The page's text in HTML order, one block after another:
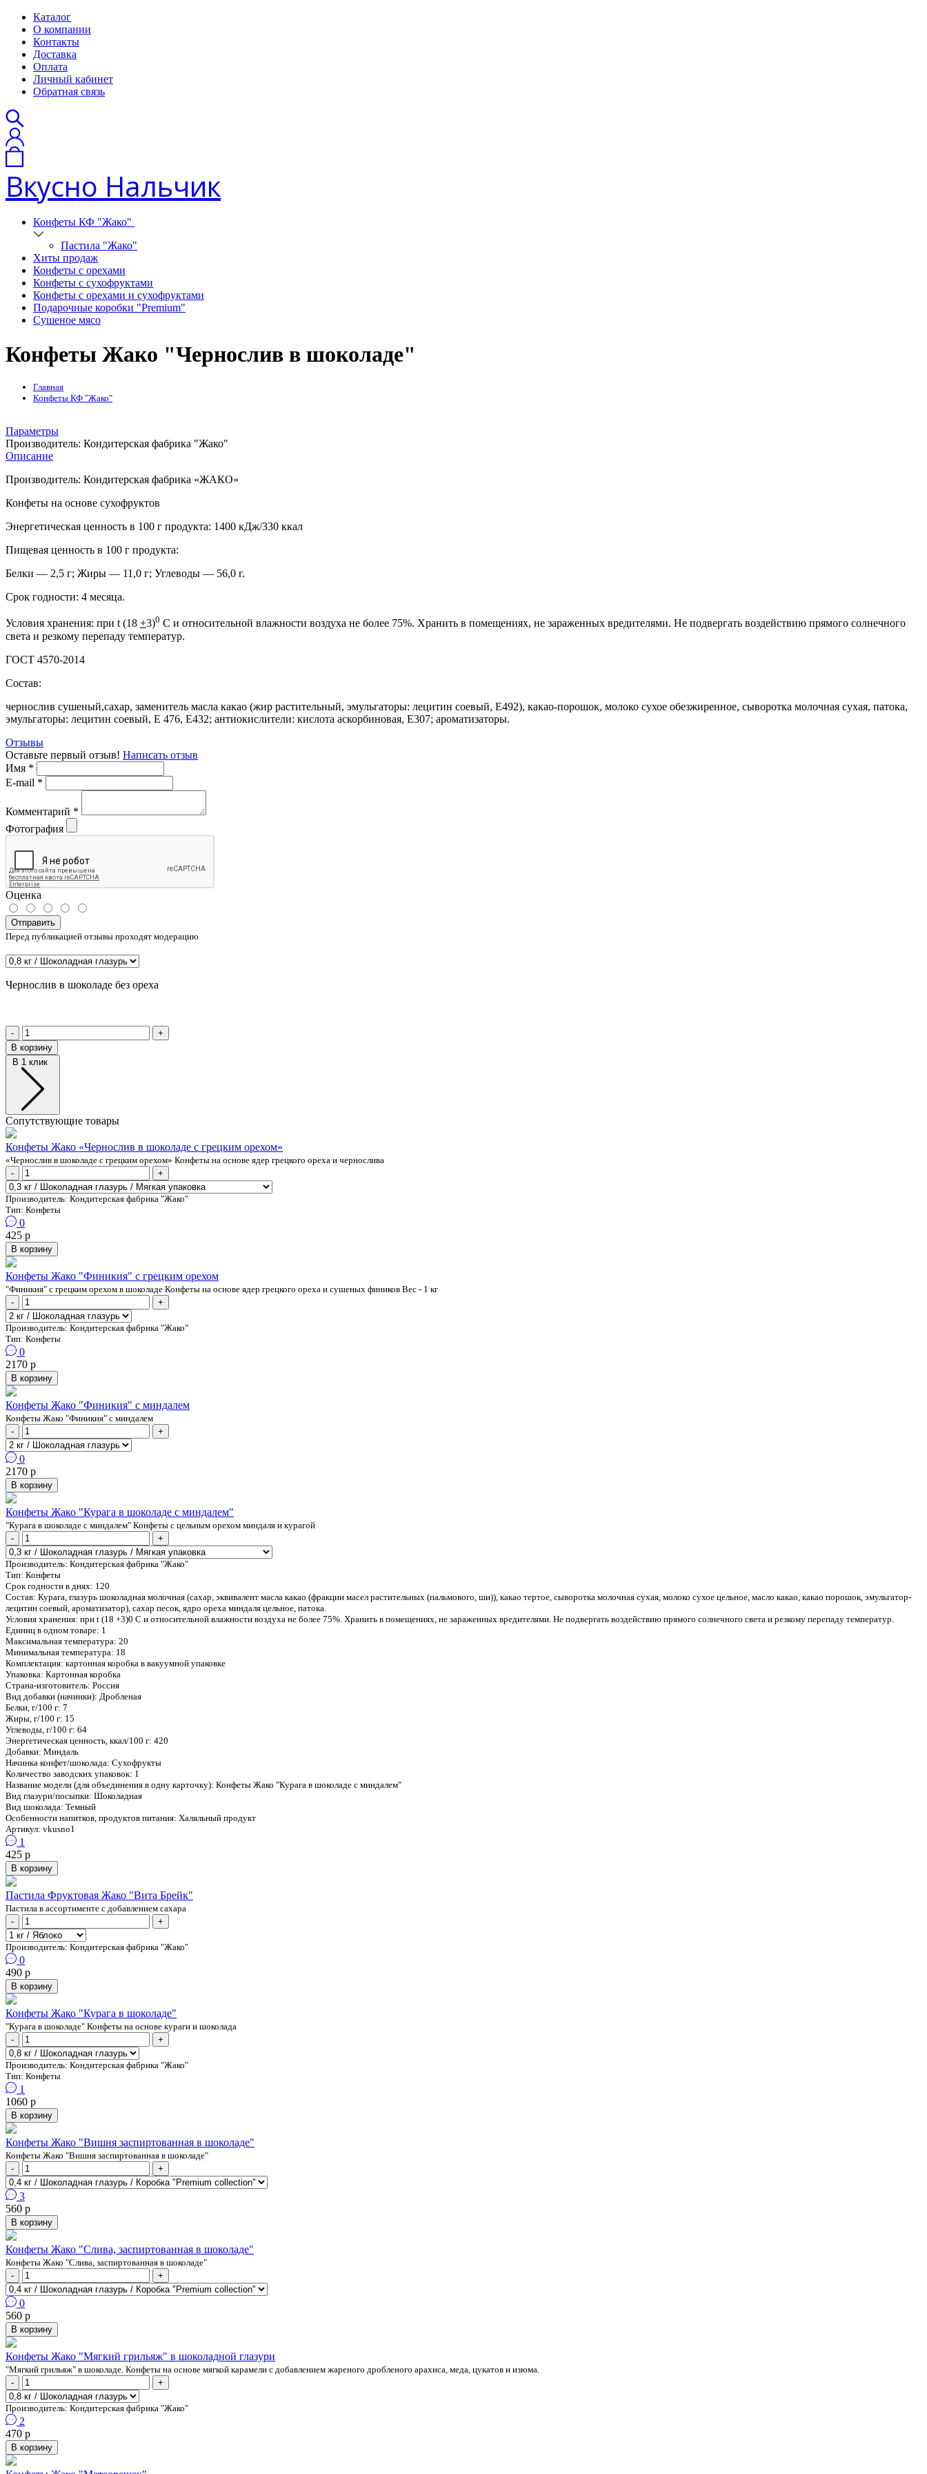
Каталог
О компании
Контакты
Доставка
Оплата
Личный кабинет
Обратная связь
Вкусно Нальчик
Конфеты КФ "Жако"
Пастила "Жако"
Хиты продаж
Конфеты с орехами
Конфеты с сухофруктами
Конфеты с орехами и сухофруктами
Подарочные коробки "Premium"
Сушеное мясо
Конфеты Жако "Чернослив в шоколаде"
Главная
Конфеты КФ "Жако"
Параметры
Производитель: Кондитерская фабрика "Жако"
Описание
Производитель: Кондитерская фабрика «ЖАКО»
Конфеты на основе сухофруктов
Энергетическая ценность в 100 г продукта: 1400 кДж/330 ккал
Пищевая ценность в 100 г продукта:
Белки — 2,5 г; Жиры — 11,0 г; Углеводы — 56,0 г.
Срок годности: 4 месяца.
Условия хранения: при t (18 +3)0 С и относительной влажности воздуха не более 75%. Хранить в помещениях, не зараженных вредителями. Не подвергать воздействию прямого солнечного
света и резкому перепаду температур.
ГОСТ 4570-2014
Состав:
чернослив сушеный,сахар, заменитель масла какао (жир растительный, эмульгаторы: лецитин соевый, Е492), какао-порошок, молоко сухое обезжиренное, сыворотка молочная сухая, патока,
эмульгаторы: лецитин соевый, Е 476, Е432; антиокислители: кислота аскорбиновая, Е307; ароматизаторы.
Отзывы
Оставьте первый отзыв! Написать отзыв
Имя *
E-mail *
Комментарий *
Фотография
Оценка
Отправить
Перед публикацией отзывы проходят модерацию
Чернослив в шоколаде без ореха
-
+
В корзину
В 1 клик
Сопутствующие товары
Конфеты Жако «Чернослив в шоколаде с грецким орехом»
«Чернослив в шоколаде с грецким орехом» Конфеты на основе ядер грецкого ореха и чернослива
-
+
Производитель: Кондитерская фабрика "Жако"
Тип: Конфеты
0
425 р
В корзину
Конфеты Жако "Финикия" с грецким орехом
"Финикия" с грецким орехом в шоколаде Конфеты на основе ядер грецкого ореха и сушеных фиников Вес - 1 кг
-
+
Производитель: Кондитерская фабрика "Жако"
Тип: Конфеты
0
2170 р
В корзину
Конфеты Жако "Финикия" с миндалем
Конфеты Жако "Финикия" с миндалем
-
+
0
2170 р
В корзину
Конфеты Жако "Курага в шоколаде с миндалем"
"Курага в шоколаде с миндалем" Конфеты с цельным орехом миндаля и курагой
-
+
Производитель: Кондитерская фабрика "Жако"
Тип: Конфеты
Срок годности в днях: 120
Состав: Курага, глазурь шоколадная молочная (сахар, эквивалент масла какао (фракции масел растительных (пальмового, ши)), какао тертое, сыворотка молочная сухая, молоко сухое цельное, масло какао, какао порошок, эмульгатор-
лецитин соевый, ароматизатор), сахар песок, ядро ореха миндаля цельное, патока.
Условия хранения: при t (18 +3)0 С и относительной влажности воздуха не более 75%. Хранить в помещениях, не зараженных вредителями. Не подвергать воздействию прямого солнечного света и резкому перепаду температур.
Единиц в одном товаре: 1
Максимальная температура: 20
Минимальная температура: 18
Комплектация: картонная коробка в вакуумной упаковке
Упаковка: Картонная коробка
Страна-изготовитель: Россия
Вид добавки (начинки): Дробленая
Белки, г/100 г: 7
Жиры, г/100 г: 15
Углеводы, г/100 г: 64
Энергетическая ценность, ккал/100 г: 420
Добавки: Миндаль
Начинка конфет/шоколада: Сухофрукты
Количество заводских упаковок: 1
Название модели (для объединения в одну карточку): Конфеты Жако "Курага в шоколаде с миндалем"
Вид глазури/посыпки: Шоколадная
Вид шоколада: Темный
Особенности напитков, продуктов питания: Халяльный продукт
Артикул: vkusno1
1
425 р
В корзину
Пастила Фруктовая Жако "Вита Брейк"
Пастила в ассортименте с добавлением сахара
-
+
Производитель: Кондитерская фабрика "Жако"
0
490 р
В корзину
Конфеты Жако "Курага в шоколаде"
"Курага в шоколаде" Конфеты на основе кураги и шоколада
-
+
Производитель: Кондитерская фабрика "Жако"
Тип: Конфеты
1
1060 р
В корзину
Конфеты Жако "Вишня заспиртованная в шоколаде"
Конфеты Жако "Вишня заспиртованная в шоколаде"
-
+
3
560 р
В корзину
Конфеты Жако "Слива, заспиртованная в шоколаде"
Конфеты Жако "Слива, заспиртованная в шоколаде"
-
+
0
560 р
В корзину
Конфеты Жако "Мягкий грильяж" в шоколадной глазури
"Мягкий грильяж" в шоколаде. Конфеты на основе мягкой карамели с добавлением жареного дробленого арахиса, меда, цукатов и изюма.
-
+
Производитель: Кондитерская фабрика "Жако"
2
470 р
В корзину